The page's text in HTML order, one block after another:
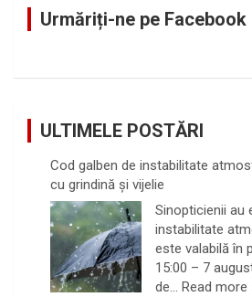
Urmăriți-ne pe Facebook
ULTIMELE POSTĂRI
Cod galben de instabilitate
cu grindină și vijelie
Sinopticienii au
instabilitate
este valabilă în
15:00 – 7
de… Read more